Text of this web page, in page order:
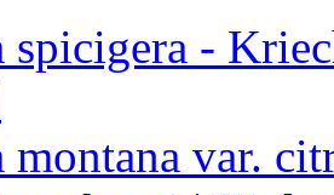
spicigera -
montana var.